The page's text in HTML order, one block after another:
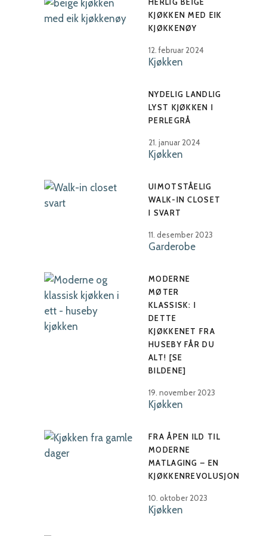
KJØKKEN MED EIK
KJØKKENØY
12. februar 2024
Kjøkken
NYDELIG LANDLIG
LYST KJØKKEN I
PERLEGRÅ
21. januar 2024
Kjøkken
UIMOTSTÅELIG
WALK-IN CLOSET
I SVART
11. desember 2023
Garderobe
MODERNE
MØTER
KLASSISK: I
DETTE
KJØKKENET FRA
HUSEBY FÅR DU
ALT! [SE
BILDENE]
19. november 2023
Kjøkken
FRA ÅPEN ILD TIL
MODERNE
MATLAGING – EN
KJØKKENREVOLUSJON
10. oktober 2023
Kjøkken